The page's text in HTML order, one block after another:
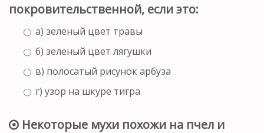
покровительственной, если это:
а) зеленый цвет травы
б) зеленый цвет лягушки
в) полосатый рисунок арбуза
г) узор на шкуре тигра
Некоторые мухи похожи на пчел и